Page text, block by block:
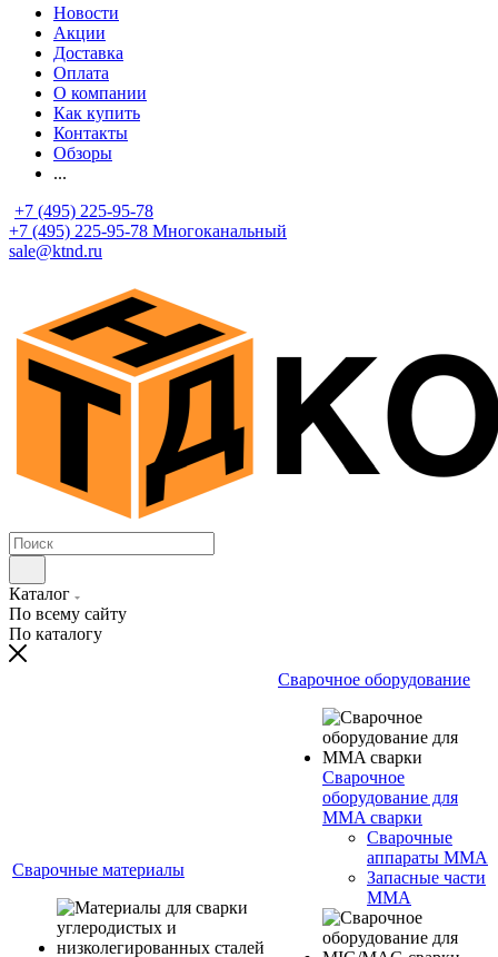
Новости
Акции
Доставка
Оплата
О компании
Как купить
Контакты
Обзоры
...
+7 (495) 225-95-78
+7 (495) 225-95-78 Многоканальный
sale@ktnd.ru
Каталог
По всему сайту
По каталогу
Сварочные материалы
Сварочное оборудование
Сварочное
оборудование для
MMA сварки
Сварочные
аппараты MMA
Запасные части
MMA